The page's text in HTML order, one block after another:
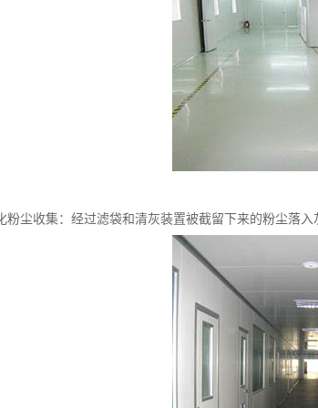
粉尘收集：经过滤袋和清灰装置被截留下来的粉尘落入